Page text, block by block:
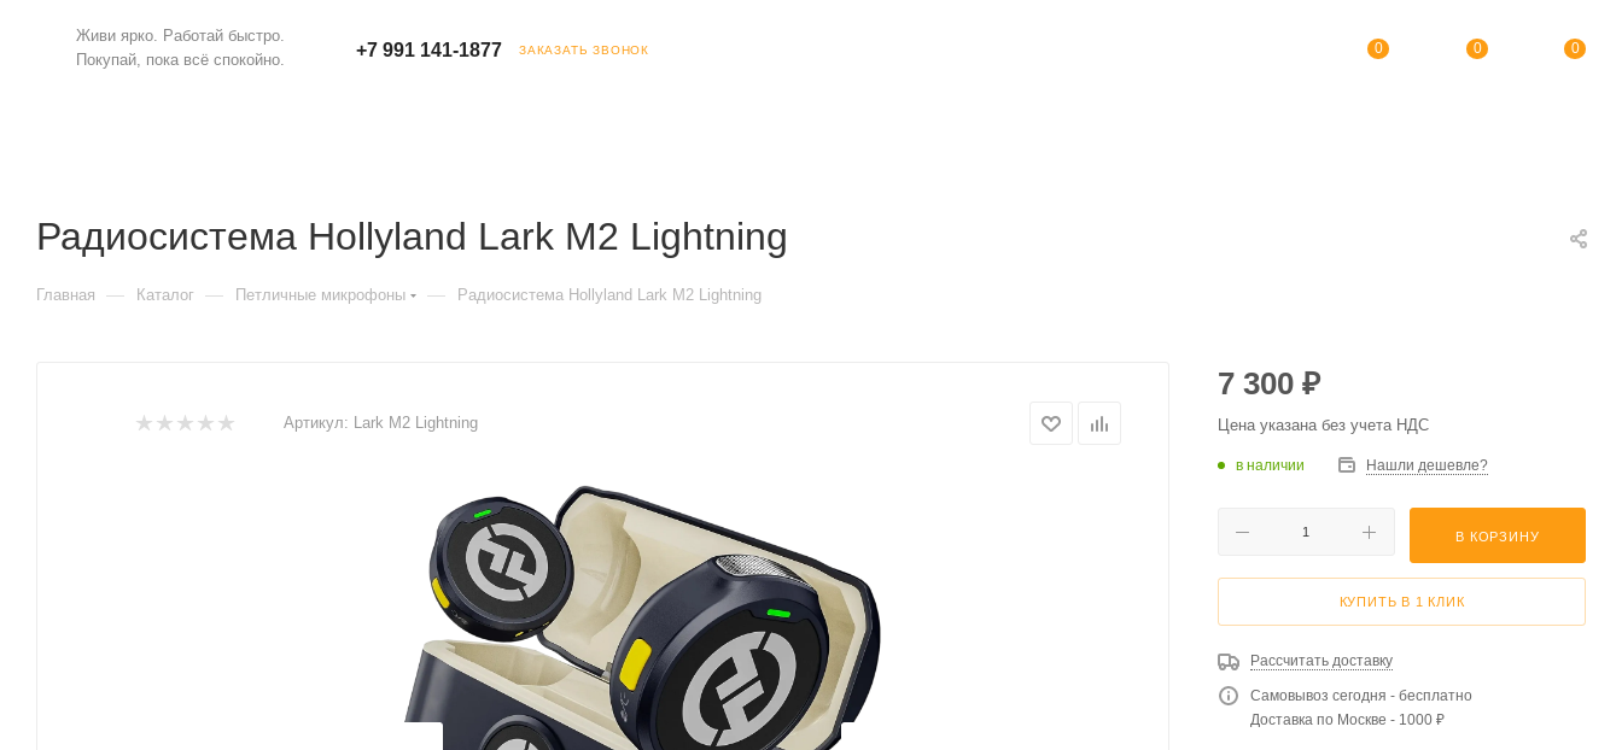
Живи ярко. Работай быстро.
Покупай, пока всё спокойно.
+7 991 141-1877 ЗАКАЗАТЬ ЗВОНОК 0 0 0
Радиосистема Hollyland Lark M2 Lightning
Главная — Каталог — Петличные микрофоны — Радиосистема Hollyland Lark M2 Lightning
Артикул: Lark M2 Lightning
7 300 ₽
Цена указана без учета НДС
в наличии Нашли дешевле?
В КОРЗИНУ
КУПИТЬ В 1 КЛИК
Рассчитать доставку
Самовывоз сегодня - бесплатно
Доставка по Москве - 1000 ₽